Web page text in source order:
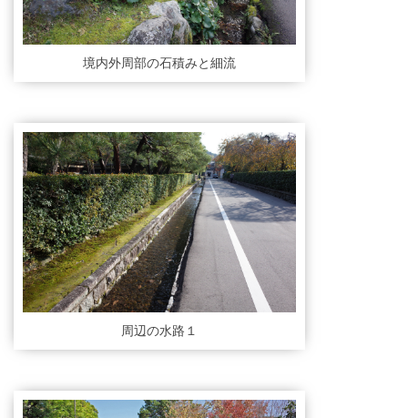
境内外周部の石積みと細流
周辺の水路１